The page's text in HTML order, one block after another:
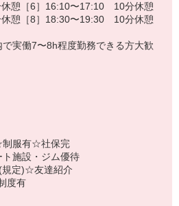
憩［6］16:10〜17:10 10分休憩
憩［8］18:30〜19:30 10分休憩
実働7〜8h程度勤務できる方大歓
服有☆社保完
施設・ジム優待
定)☆友達紹介
度有